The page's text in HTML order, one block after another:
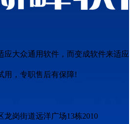
应大众通用软件，而变成软件来适应
用，专职售后有保障!
岗街道远洋广场13栋2010